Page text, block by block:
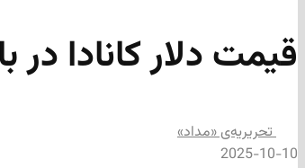
قیمت دلار کانادا در
تحریریه‌ی «مداد»
2025-10-10